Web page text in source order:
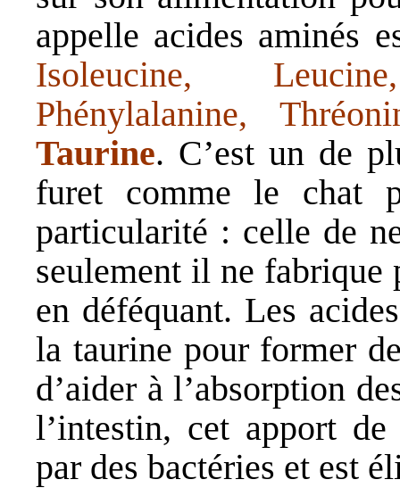
appelle acides aminés
Isoleucine,
Phénylalanine,
Taurine. C’est un de
furet comme le chat
particularité : celle de
seulement il ne
en déféquant. Les
la taurine pour former
d’aider à l’absorption
l’intestin, cet apport
par des bactéries et est